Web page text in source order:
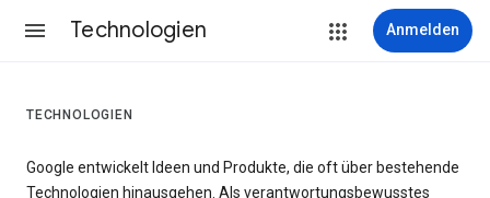
Technologien Anmelden
TECHNOLOGIEN
Google entwickelt Ideen und Produkte, die oft über bestehende
Technologien hinausgehen. Als verantwortungsbewusstes